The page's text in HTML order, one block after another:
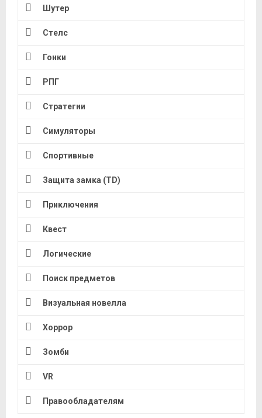
Шутер
Стелс
Гонки
РПГ
Стратегии
Симуляторы
Спортивные
Защита замка (TD)
Приключения
Квест
Логические
Поиск предметов
Визуальная новелла
Хоррор
Зомби
VR
Правообладателям